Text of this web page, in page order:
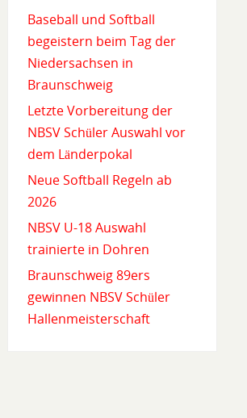
Baseball und Softball
begeistern beim Tag der
Niedersachsen in
Braunschweig
Letzte Vorbereitung der
NBSV Schüler Auswahl vor
dem Länderpokal
Neue Softball Regeln ab
2026
NBSV U-18 Auswahl
trainierte in Dohren
Braunschweig 89ers
gewinnen NBSV Schüler
Hallenmeisterschaft